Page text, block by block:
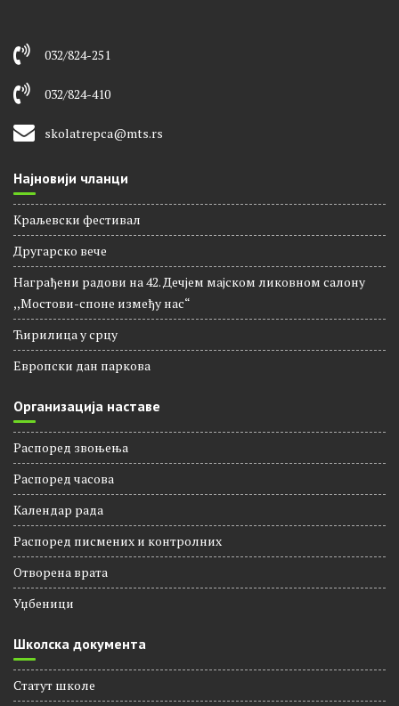
032/824-251
032/824-410
skolatrepca@mts.rs
Најновији чланци
Краљевски фестивал
Другарско вече
Награђени радови на 42. Дечјем мајском ликовном салону
,,Мостови-споне између нас“
Ћирилица у срцу
Европски дан паркова
Организација наставе
Распоред звоњења
Распорeд часова
Календар рада
Распоред писмених и контролних
Отворена врата
Уџбеници
Школска документа
Статут школе